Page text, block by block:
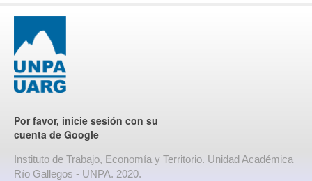
Por favor, inicie sesión con su
cuenta de Google
Instituto de Trabajo, Economía y Territorio. Unidad Académica
Río Gallegos - UNPA. 2020.